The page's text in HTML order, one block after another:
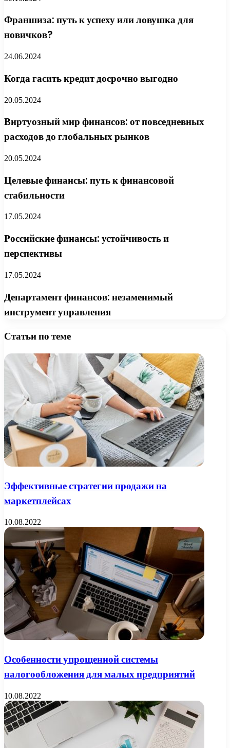
Франшиза: путь к успеху или ловушка для
новичков?
24.06.2024
Когда гасить кредит досрочно выгодно
20.05.2024
Виртуозный мир финансов: от повседневных
расходов до глобальных рынков
20.05.2024
Целевые финансы: путь к финансовой
стабильности
17.05.2024
Российские финансы: устойчивость и
перспективы
17.05.2024
Департамент финансов: незаменимый
инструмент управления
Статьи по теме
Эффективные стратегии продажи на
маркетплейсах
10.08.2022
Особенности упрощенной системы
налогообложения для малых предприятий
10.08.2022